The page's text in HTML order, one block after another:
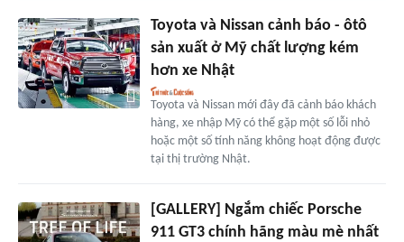
Toyota và Nissan cảnh báo - ôtô
sản xuất ở Mỹ chất lượng kém
hơn xe Nhật
Toyota và Nissan mới đây đã cảnh báo khách
hàng, xe nhập Mỹ có thể gặp một số lỗi nhỏ
hoặc một số tính năng không hoạt động được
tại thị trường Nhật.
[GALLERY] Ngắm chiếc Porsche
911 GT3 chính hãng màu mè nhất